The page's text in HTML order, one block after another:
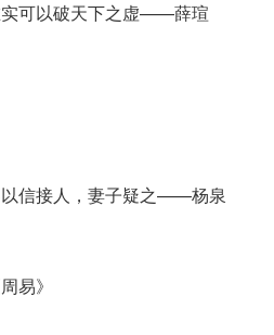
可以破天下之虚——薛瑄
信接人，妻子疑之——杨泉
易》